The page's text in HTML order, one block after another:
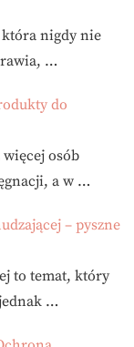
nigdy nie
…
do
więcej osób
a w …
– pyszne
to temat, który
…